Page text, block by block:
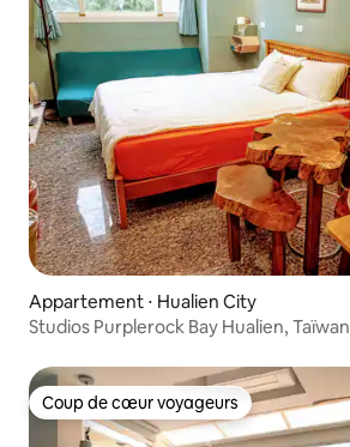
Appartement ⋅ Hualien City
Studios Purplerock Bay Hualien, Taïwan
Coup de cœur voyageurs
Coup de cœur voyageurs